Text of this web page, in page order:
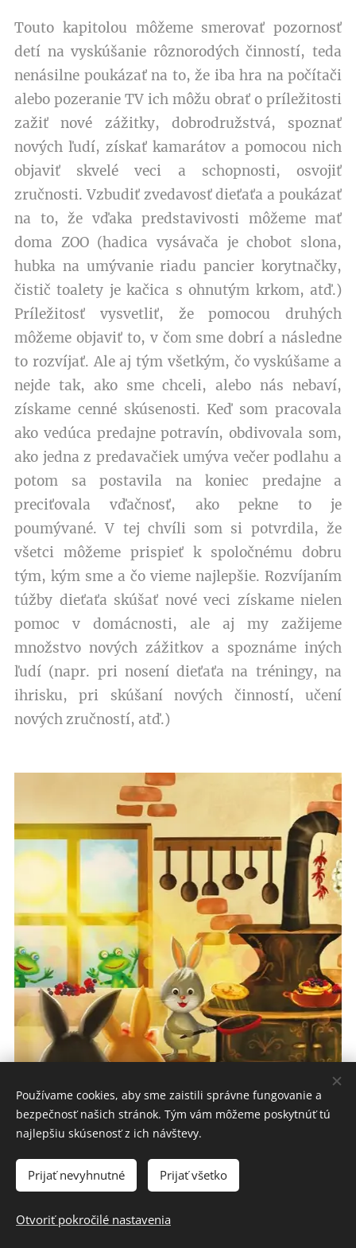
Touto kapitolou môžeme smerovať pozornosť
detí na vyskúšanie rôznorodých činností, teda
nenásilne poukázať na to, že iba hra na počítači
alebo pozeranie TV ich môžu obrať o príležitosti
zažiť nové zážitky, dobrodružstvá, spoznať
nových ľudí, získať kamarátov a pomocou nich
objaviť skvelé veci a schopnosti, osvojiť
zručnosti. Vzbudiť zvedavosť dieťaťa a poukázať
na to, že vďaka predstavivosti môžeme mať
doma ZOO (hadica vysávača je chobot slona,
hubka na umývanie riadu pancier korytnačky,
čistič toalety je kačica s ohnutým krkom, atď.)
Príležitosť vysvetliť, že pomocou druhých
môžeme objaviť to, v čom sme dobrí a následne
to rozvíjať. Ale aj tým všetkým, čo vyskúšame a
nejde tak, ako sme chceli, alebo nás nebaví,
získame cenné skúsenosti. Keď som pracovala
ako vedúca predajne potravín, obdivovala som,
ako jedna z predavačiek umýva večer podlahu a
potom sa postavila na koniec predajne a
preciťovala vďačnosť, ako pekne to je
poumývané. V tej chvíli som si potvrdila, že
všetci môžeme prispieť k spoločnému dobru
tým, kým sme a čo vieme najlepšie. Rozvíjaním
túžby dieťaťa skúšať nové veci získame nielen
pomoc v domácnosti, ale aj my zažijeme
množstvo nových zážitkov a spoznáme iných
ľudí (napr. pri nosení dieťaťa na tréningy, na
ihrisku, pri skúšaní nových činností, učení
nových zručností, atď.)
živote stali? Zrealizovali sme, alebo realizujeme to, čo
Používame cookies, aby sme zaistili správne fungovanie a
bezpečnosť našich stránok. Tým vám môžeme poskytnúť tú
najlepšiu skúsenosť z ich návštevy.
Prijať nevyhnutné Prijať všetko
Otvoriť pokročilé nastavenia